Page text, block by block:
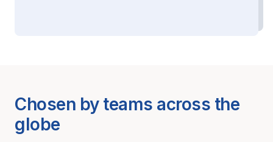
Chosen by teams across the
globe